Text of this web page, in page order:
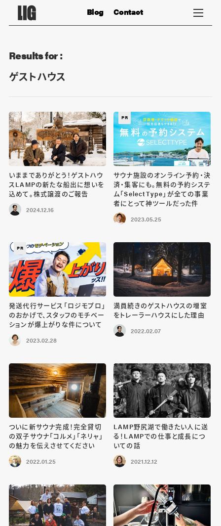
Contact
Blog
Results for :
ゲストハウス
いままでありがとう！ゲストハウ
スLAMPの新たな船出に想いを
込めて。株式譲渡のご報告
2024.12.16
PR
サウナ施設のオンライン予約・決
済・集客にも。無料の予約システ
ム「SelectType」が全ての事業
者にとって神ツールだった件
2023.05.25
PR
発送代行サービス「ロジモプロ」
のおかげで、スタッフのモチベー
ションが爆上がりな件について
2023.02.28
満員続きのゲストハウスの増室
をトレーラーハウスにした理由
2022.02.07
ついに新サウナ完成！完全貸切
の双子サウナ「コルメ」「ネリャ」
の魅力を伝えさせてください
2022.01.25
LAMP野尻湖で働きたい人に送
る！LAMPでの仕事と成長につ
いての話
2021.12.12